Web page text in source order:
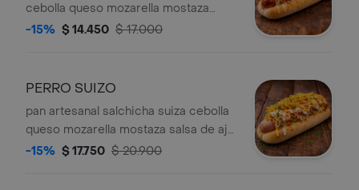
cebolla queso mozarella mostaza
salsa de ajo salsa rosada ripio de
-15% $ 14.450 $ 17.000
PERRO SUIZO
pan artesanal salchicha suiza cebolla
queso mozarella mostaza salsa de ajo
salsa rosada ripio de papa.
-15% $ 17.750 $ 20.900